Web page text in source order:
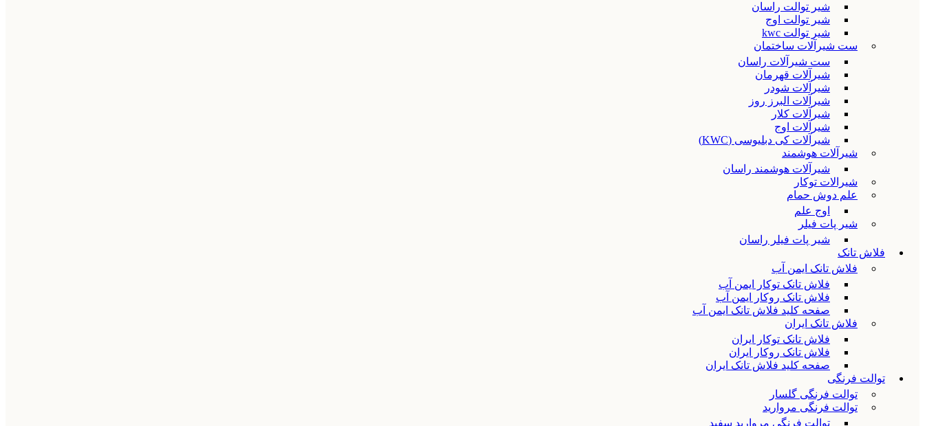
شیر توالت راسان
شیر توالت اوج
شیر توالت kwc
ست شیرآلات ساختمان
ست شیرآلات راسان
شیرآلات قهرمان
شیرآلات شودر
شیرآلات البرز روز
شیرآلات کلار
شیرآلات اوج
شیرآلات کی دبلیوسی (KWC)
شیرآلات هوشمند
شیرآلات هوشمند راسان
شیرالات توکار
علم دوش حمام
اوج علم
شیر پات فیلر
شیر پات فیلر راسان
فلاش تانک
فلاش تانک ایمن آب
فلاش تانک توکار ایمن آب
فلاش تانک روکار ایمن آب
صفحه کلید فلاش تانک ایمن آب
فلاش تانک ایران
فلاش تانک توکار ایران
فلاش تانک روکار ایران
صفحه کلید فلاش تانک ایران
توالت فرنگی
توالت فرنگی گلسار
توالت فرنگی مروارید
توالت فرنگی مروارید سفید